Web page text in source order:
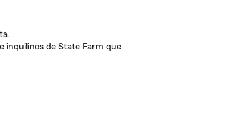
inquilinos de State Farm que